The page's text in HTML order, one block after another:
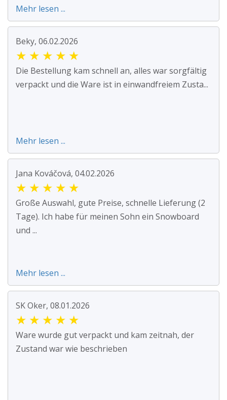
Mehr lesen ...
Beky, 06.02.2026
★ ★ ★ ★ ★
Die Bestellung kam schnell an, alles war sorgfältig
verpackt und die Ware ist in einwandfreiem Zusta...
Mehr lesen ...
Jana Kováčová, 04.02.2026
★ ★ ★ ★ ★
Große Auswahl, gute Preise, schnelle Lieferung (2
Tage). Ich habe für meinen Sohn ein Snowboard
und ...
Mehr lesen ...
SK Oker, 08.01.2026
★ ★ ★ ★ ★
Ware wurde gut verpackt und kam zeitnah, der
Zustand war wie beschrieben